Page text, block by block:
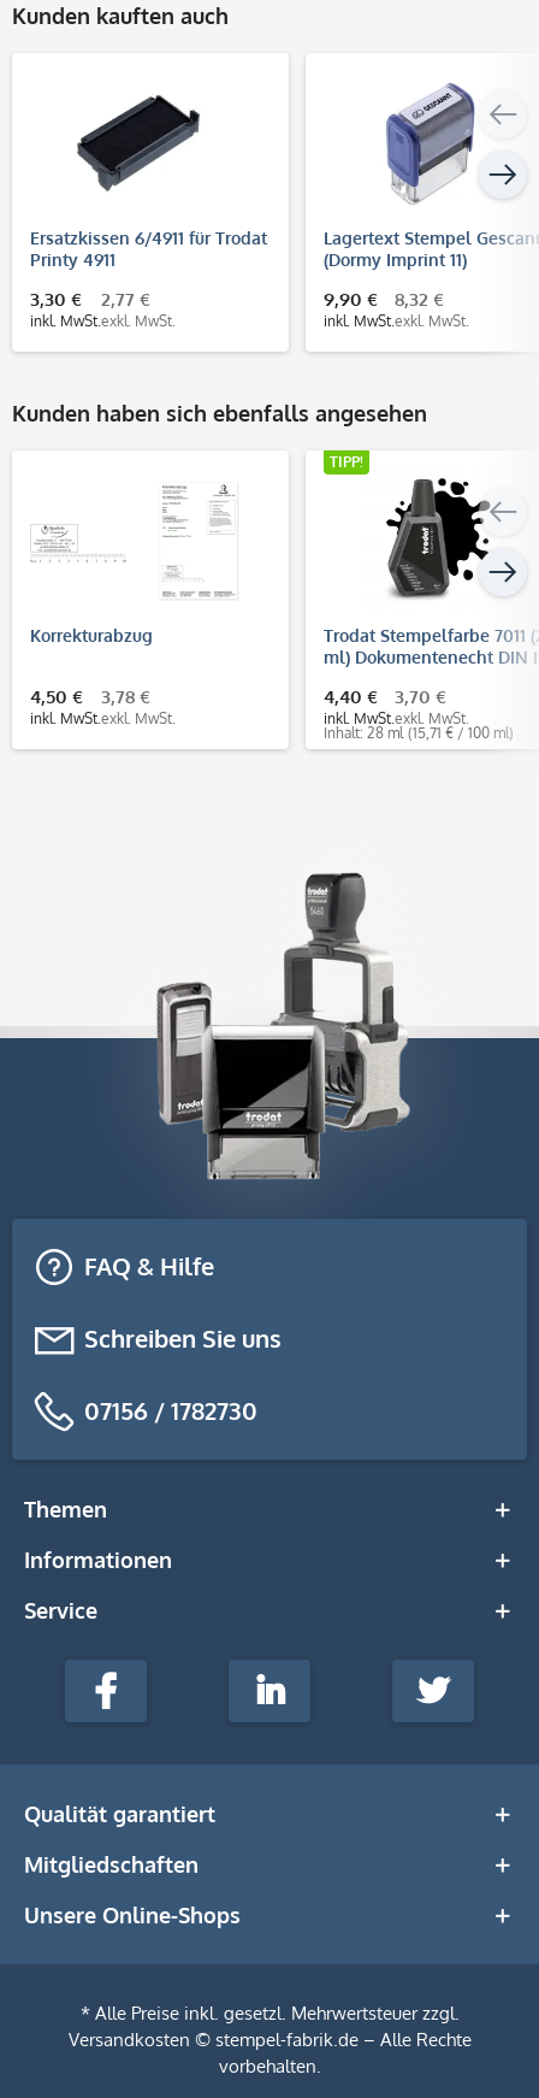
Kunden kauften auch
Ersatzkissen 6/4911 für Trodat
Printy 4911
3,30 €
inkl. MwSt.
2,77 €
exkl. MwSt.
Lagertext Stempel
(Dormy Imprint 11)
9,90 €
inkl. MwSt.
8,32 €
exkl. MwSt.
Kunden haben sich ebenfalls angesehen
Korrekturabzug
4,50 €
inkl. MwSt.
3,78 €
exkl. MwSt.
TIPP!
Trodat Stempelfarbe 7011
ml) Dokumentenecht DIN
4,40 €
inkl. MwSt.
3,70 €
exkl. MwSt.
Inhalt: 28 ml (15,71 € / 100 ml)
FAQ & Hilfe
Schreiben Sie uns
07156 / 1782730
Themen
Informationen
Service
stempel-
Media
Facebook LinkedIn Twitter
Qualität garantiert
Mitgliedschaften
Unsere Online-Shops
* Alle Preise inkl. gesetzl. Mehrwertsteuer zzgl.
Versandkosten © stempel-fabrik.de – Alle Rechte
vorbehalten.